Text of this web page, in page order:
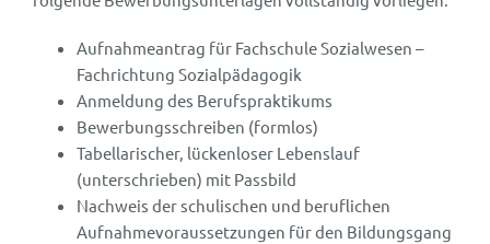
Aufnahmeantrag für Fachschule Sozialwesen –
Fachrichtung Sozialpädagogik
Anmeldung des Berufspraktikums
Bewerbungsschreiben (formlos)
Tabellarischer, lückenloser Lebenslauf
(unterschrieben) mit Passbild
Nachweis der schulischen und beruflichen
Aufnahmevoraussetzungen für den Bildungsgang